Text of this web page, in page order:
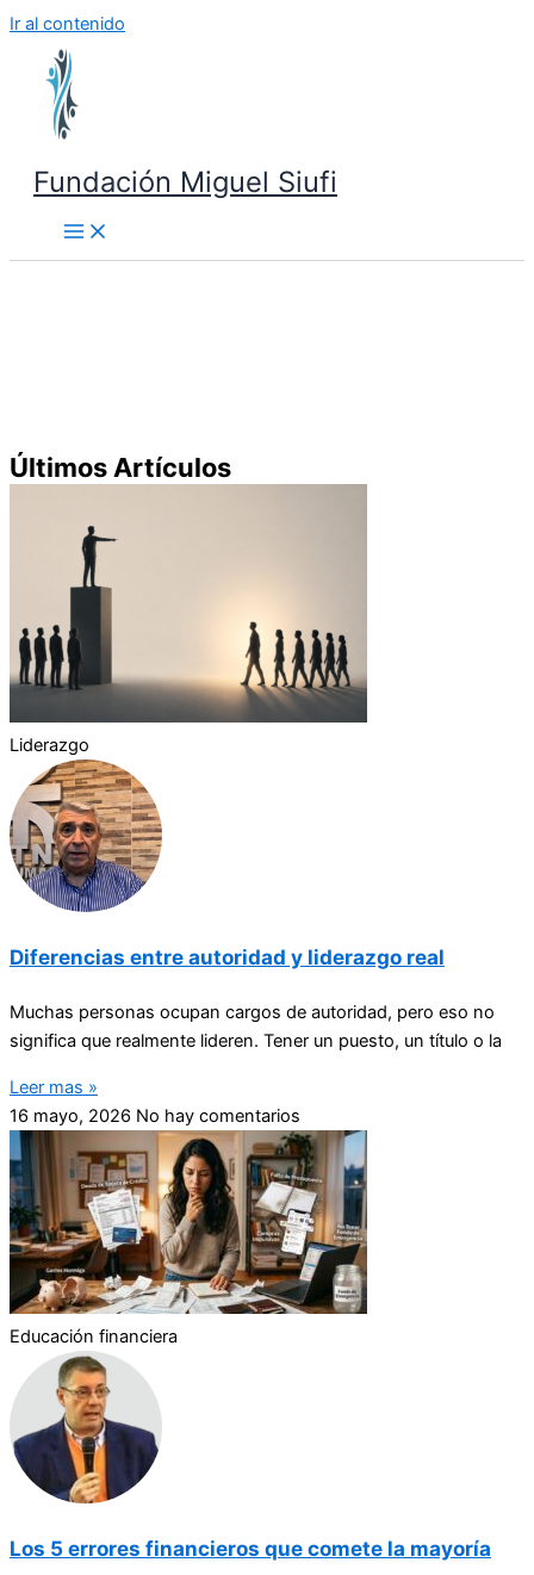
Ir al contenido
Fundación Miguel Siufi
Últimos Artículos
Liderazgo
Diferencias entre autoridad y liderazgo real
Muchas personas ocupan cargos de autoridad, pero eso no
significa que realmente lideren. Tener un puesto, un título o la
Leer mas »
16 mayo, 2026 No hay comentarios
Educación financiera
Los 5 errores financieros que comete la mayoría